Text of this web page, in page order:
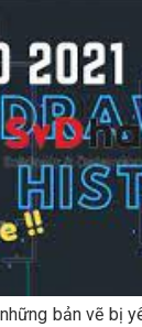
bản vẽ bị